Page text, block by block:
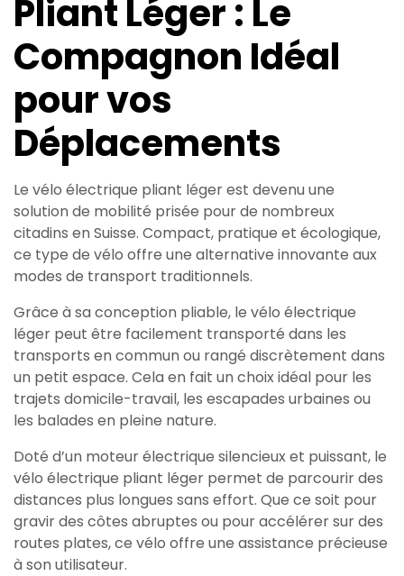
Pliant Léger : Le
Compagnon Idéal
pour vos
Déplacements
Le vélo électrique pliant léger est devenu une
solution de mobilité prisée pour de nombreux
citadins en Suisse. Compact, pratique et écologique,
ce type de vélo offre une alternative innovante aux
modes de transport traditionnels.
Grâce à sa conception pliable, le vélo électrique
léger peut être facilement transporté dans les
transports en commun ou rangé discrètement dans
un petit espace. Cela en fait un choix idéal pour les
trajets domicile-travail, les escapades urbaines ou
les balades en pleine nature.
Doté d’un moteur électrique silencieux et puissant, le
vélo électrique pliant léger permet de parcourir des
distances plus longues sans effort. Que ce soit pour
gravir des côtes abruptes ou pour accélérer sur des
routes plates, ce vélo offre une assistance précieuse
à son utilisateur.